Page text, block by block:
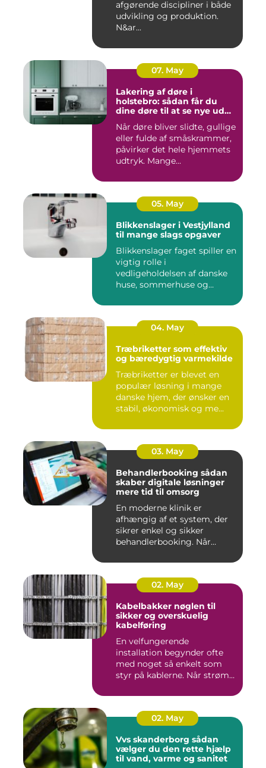
afgørende discipliner i både
udvikling og produktion.
N&ar...
07. May
Lakering af døre i
holstebro: sådan får du
dine døre til at se nye ud
Når døre bliver slidte, gullige
eller fulde af småskrammer,
påvirker det hele hjemmets
udtryk. Mange...
05. May
Blikkenslager i Vestjylland
til mange slags opgaver
Blikkenslager faget spiller en
vigtig rolle i
vedligeholdelsen af danske
huse, sommerhuse og
04. May
Træbriketter som effektiv
og bæredygtig varmekilde
Træbriketter er blevet en
populær løsning i mange
danske hjem, der ønsker en
stabil, økonomisk og me...
03. May
Behandlerbooking sådan
skaber digitale løsninger
mere tid til omsorg
En moderne klinik er
afhængig af et system, der
sikrer enkel og sikker
behandlerbooking. Når
02. May
Kabelbakker nøglen til
sikker og overskuelig
kabelføring
En velfungerende
installation begynder ofte
med noget så enkelt som
styr på kablerne. Når strøm-,
02. May
Vvs skanderborg sådan
vælger du den rette hjælp
til vand, varme og sanitet